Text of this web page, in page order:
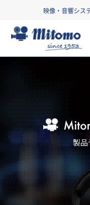
映像・音響シス